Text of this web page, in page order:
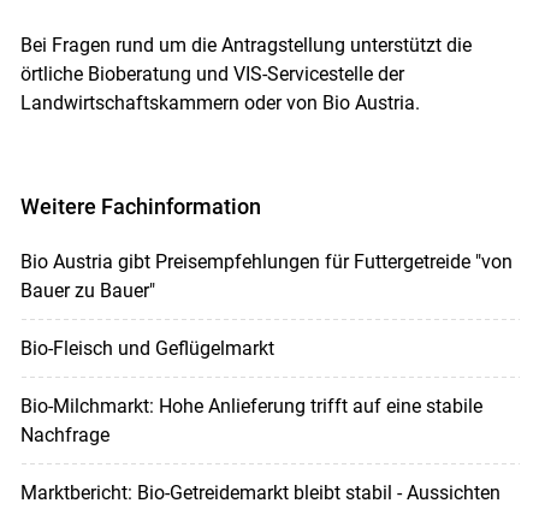
Bei Fragen rund um die Antragstellung unterstützt die
örtliche Bioberatung und VIS-Servicestelle der
Landwirtschaftskammern oder von Bio Austria.
Weitere Fachinformation
Bio Austria gibt Preisempfehlungen für Futtergetreide "von
Bauer zu Bauer"
Bio-Fleisch und Geflügelmarkt
Bio-Milchmarkt: Hohe Anlieferung trifft auf eine stabile
Nachfrage
Marktbericht: Bio-Getreidemarkt bleibt stabil - Aussichten